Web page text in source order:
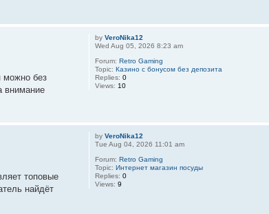
byVeroNika12
Wed Aug 05, 2026 8:23 am
Forum:Retro Gaming
Topic:Казино с бонусом без депозита
Replies:0
Views: 10
можно без
внимание
byVeroNika12
Tue Aug 04, 2026 11:01 am
Forum:Retro Gaming
Topic:Интернет магазин посуды
Replies:0
Views:9
топовые
найдёт